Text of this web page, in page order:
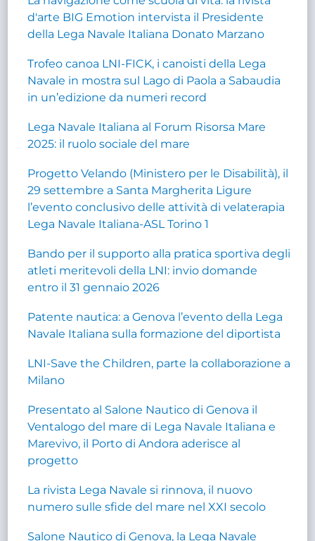
d'arte BIG Emotion intervista il Presidente
della Lega Navale Italiana Donato Marzano
Trofeo canoa LNI-FICK, i canoisti della Lega
Navale in mostra sul Lago di Paola a Sabaudia
in un’edizione da numeri record
Lega Navale Italiana al Forum Risorsa Mare
2025: il ruolo sociale del mare
Progetto Velando (Ministero per le Disabilità), il
29 settembre a Santa Margherita Ligure
l’evento conclusivo delle attività di velaterapia
Lega Navale Italiana-ASL Torino 1
Bando per il supporto alla pratica sportiva degli
atleti meritevoli della LNI: invio domande
entro il 31 gennaio 2026
Patente nautica: a Genova l’evento della Lega
Navale Italiana sulla formazione del diportista
LNI-Save the Children, parte la collaborazione a
Milano
Presentato al Salone Nautico di Genova il
Ventalogo del mare di Lega Navale Italiana e
Marevivo, il Porto di Andora aderisce al
progetto
La rivista Lega Navale si rinnova, il nuovo
numero sulle sfide del mare nel XXI secolo
Salone Nautico di Genova, la Lega Navale